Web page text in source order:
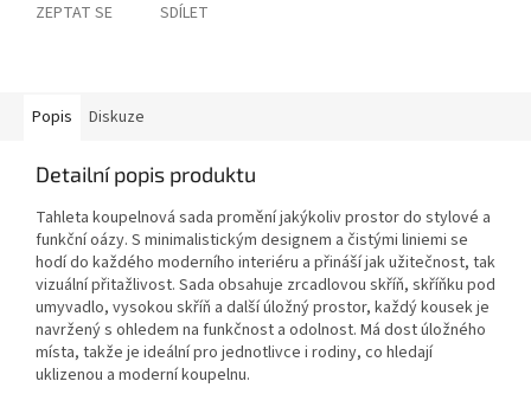
ZEPTAT SE SDÍLET
Popis Diskuze
Detailní popis produktu
Tahleta koupelnová sada promění jakýkoliv prostor do stylové a
funkční oázy. S minimalistickým designem a čistými liniemi se
hodí do každého moderního interiéru a přináší jak užitečnost, tak
vizuální přitažlivost. Sada obsahuje zrcadlovou skříň, skříňku pod
umyvadlo, vysokou skříň a další úložný prostor, každý kousek je
navržený s ohledem na funkčnost a odolnost. Má dost úložného
místa, takže je ideální pro jednotlivce i rodiny, co hledají
uklizenou a moderní koupelnu.